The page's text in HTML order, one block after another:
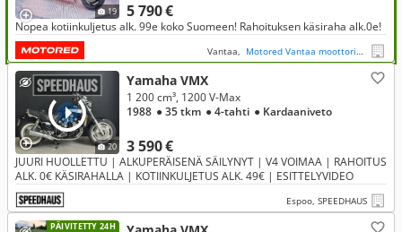
19 5 790 €
Nopea kotiinkuljetus alk. 99e koko Suomeen! Rahoituksen käsiraha alk.0e!
Vantaa, Motored Vantaa moottoripyörät
20
Yamaha VMX
3 590 €
1 200 cm³, 1200 V-Max
1988 ● 35 tkm ● 4-tahti ● Kardaaniveto
JUURI HUOLLETTU | ALKUPERÄISENÄ SÄILYNYT | V4 VOIMAA | RAHOITUS
ALK. 0€ KÄSIRAHALLA | KOTIINKULJETUS ALK. 49€ | ESITTELYVIDEO
Espoo, SPEEDHAUS
PÄIVITETTY 24H